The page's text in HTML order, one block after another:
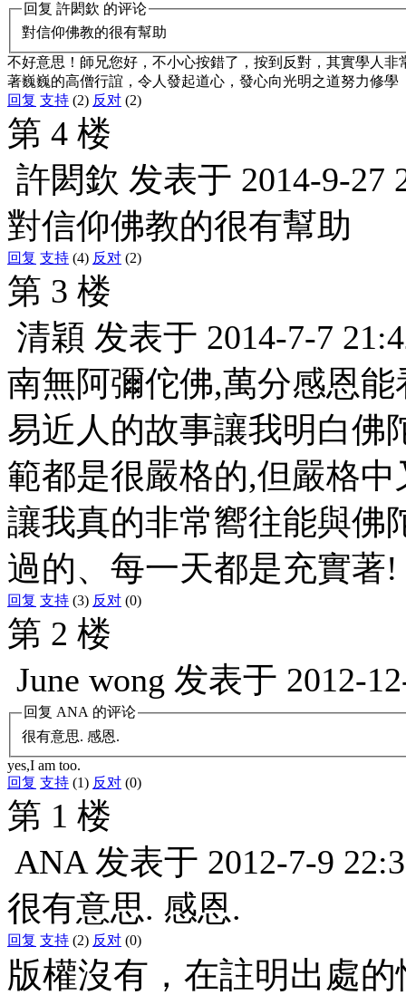
回复 許閎欽 的评论
對信仰佛教的很有幫助
不好意思！師兄您好，不小心按錯了，按到反對，其實學人
著巍巍的高僧行誼，令人發起道心，發心向光明之道努力修學
回复 支持 (2) 反对 (2)
第 4 楼
許閎欽 发表于 2014-9-27
對信仰佛教的很有幫助
回复 支持 (4) 反对 (2)
第 3 楼
清穎 发表于 2014-7-7
南無阿彌佗佛,萬分感恩
易近人的故事讓我明白佛
範都是很嚴格的,但嚴格
讓我真的非常嚮往能與佛
過的、每一天都是充實著!
回复 支持 (3) 反对 (0)
第 2 楼
June wong 发表于 2012-
回复 ANA 的评论
很有意思. 感恩.
yes,I am too.
回复 支持 (1) 反对 (0)
第 1 楼
ANA发表于 2012-7-9
很有意思. 感恩.
回复 支持 (2) 反对 (0)
版權沒有，在註明出處